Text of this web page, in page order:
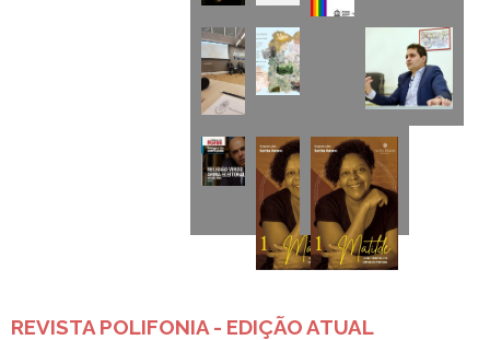
REVISTA POLIFONIA - EDIÇÃO ATUAL